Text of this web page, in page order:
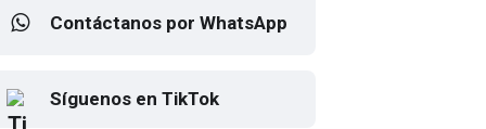
Contáctanos por WhatsApp
Síguenos en TikTok
Elton John regresa a CDMX
para despedirse en el Estadio